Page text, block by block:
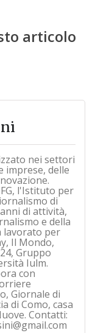
articolo
nei settori
imprese, delle
l'Istituto per
di
di attività,
e della
lavorato per
Il Mondo,
Gruppo
Iulm.
con
Giornale di
di Como, casa
Contatti: